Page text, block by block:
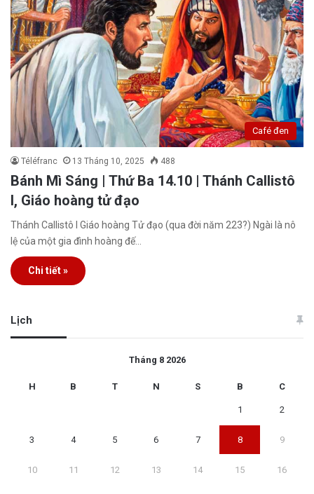
Café đen
Téléfranc 13 Tháng 10, 2025 488
Bánh Mì Sáng | Thứ Ba 14.10 | Thánh Callistô
I, Giáo hoàng tử đạo
Thánh Callistô I Giáo hoàng Tử đạo (qua đời năm 223?) Ngài là nô
lệ của một gia đình hoàng đế…
Chi tiết »
Lịch
Tháng 8 2026
H B T N S B C
1 2
3 4 5 6 7 8 9
10 11 12 13 14 15 16